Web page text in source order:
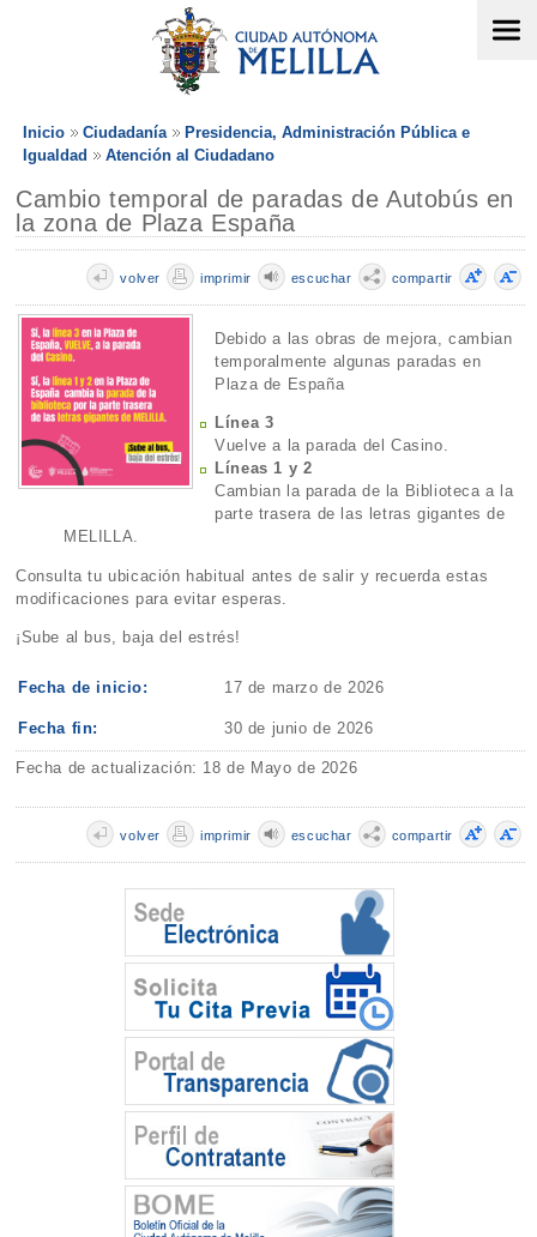
Inicio Ciudadanía
Presidencia, Administración Pública e
Igualdad
Atención al Ciudadano
Cambio temporal de paradas de Autobús en
la zona de Plaza España
compartir
escuchar
imprimir
volver
Debido a las obras de mejora, cambian
temporalmente algunas paradas en
Plaza de España
Línea 3
Vuelve a la parada del Casino.
Líneas 1 y 2
Cambian la parada de la Biblioteca a la
parte trasera de las letras gigantes de
MELILLA.
Consulta tu ubicación habitual antes de salir y recuerda estas
modificaciones para evitar esperas.
¡Sube al bus, baja del estrés!
Fecha de inicio: 17 de marzo de 2026
Fecha fin: 30 de junio de 2026
Fecha de actualización: 18 de Mayo de 2026
compartir
escuchar
imprimir
volver